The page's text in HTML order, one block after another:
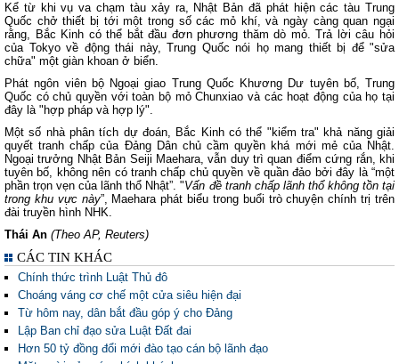
Kể từ khi vụ va chạm tàu xảy ra, Nhật Bản đã phát hiện các tàu Trung
Quốc chở thiết bị tới một trong số các mỏ khí, và ngày càng quan ngại
rằng, Bắc Kinh có thể bắt đầu đơn phương thăm dò mỏ. Trả lời câu hỏi
của Tokyo về động thái này, Trung Quốc nói họ mang thiết bị để "sửa
chữa" một giàn khoan ở biển.
Phát ngôn viên bộ Ngoại giao Trung Quốc Khương Dư tuyên bố, Trung
Quốc có chủ quyền với toàn bộ mỏ Chunxiao và các hoạt động của họ tại
đây là "hợp pháp và hợp lý".
Một số nhà phân tích dự đoán, Bắc Kinh có thể "kiểm tra" khả năng giải
quyết tranh chấp của Đảng Dân chủ cầm quyền khá mới mẻ của Nhật.
Ngoại trưởng Nhật Bản Seiji Maehara, vẫn duy trì quan điểm cứng rắn, khi
tuyên bố, không nên có tranh chấp chủ quyền về quần đảo bởi đây là “một
phần trọn vẹn của lãnh thổ Nhật”. "Vấn đề tranh chấp lãnh thổ không tồn tại
trong khu vực này”, Maehara phát biểu trong buổi trò chuyện chính trị trên
đài truyền hình NHK.
Thái An (Theo AP, Reuters)
CÁC TIN KHÁC
Chính thức trình Luật Thủ đô
Choáng váng cơ chế một cửa siêu hiện đại
Từ hôm nay, dân bắt đầu góp ý cho Đảng
Lập Ban chỉ đạo sửa Luật Đất đai
Hơn 50 tỷ đồng đổi mới đào tạo cán bộ lãnh đạo